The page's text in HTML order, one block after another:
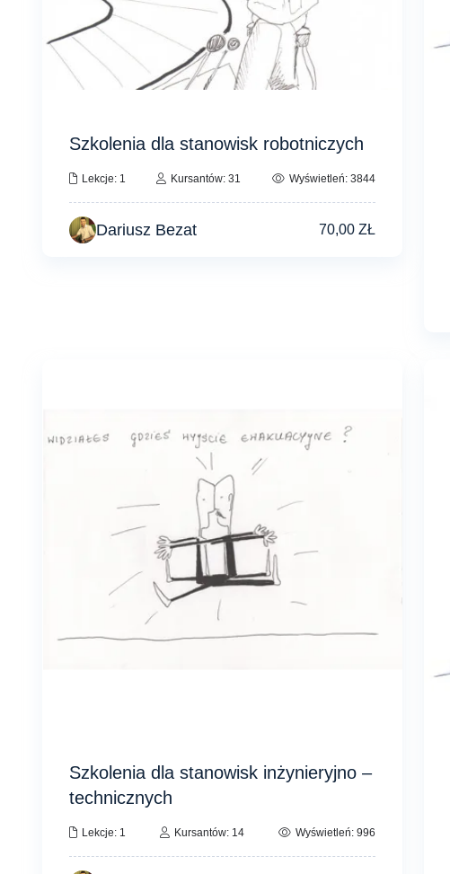
Szkolenia dla stanowisk robotniczych
Lekcje: 1 Kursantów: 31 Wyświetleń: 3844
Dariusz Bezat 70,00 ZŁ
Szkolenia dla stanowisk inżynieryjno –
technicznych
Lekcje: 1 Kursantów: 14 Wyświetleń: 996